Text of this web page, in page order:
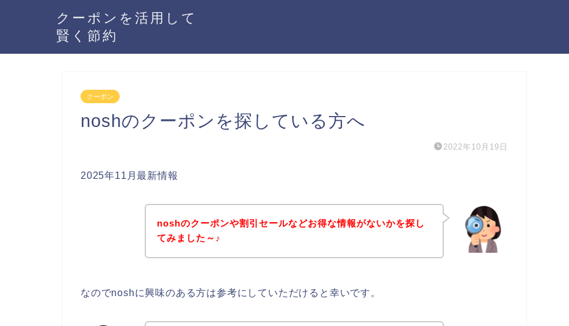
クーポンを活用して
賢く節約
クーポン
noshのクーポンを探している方へ
2022年10月19日
2025年11月最新情報
noshのクーポンや割引セールなどお得な情報がないかを探し
てみました～♪
なのでnoshに興味のある方は参考にしていただけると幸いです。